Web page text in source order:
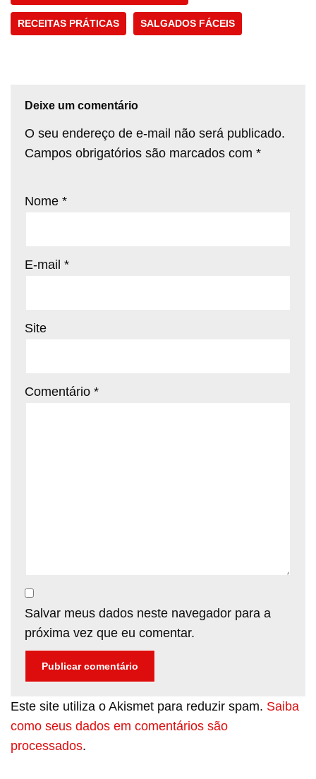
RECEITAS PRÁTICAS SALGADOS FÁCEIS
Deixe um comentário
O seu endereço de e-mail não será publicado.
Campos obrigatórios são marcados com *
Nome *
E-mail *
Site
Comentário *
Salvar meus dados neste navegador para a
próxima vez que eu comentar.
Este site utiliza o Akismet para reduzir spam. Saiba
como seus dados em comentários são
processados.